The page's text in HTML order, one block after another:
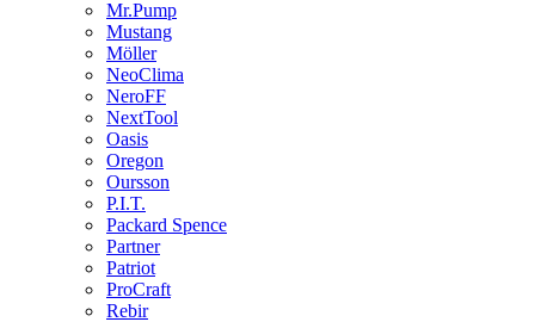
Mr.Pump
Mustang
Möller
NeoClima
NeroFF
NextTool
Oasis
Oregon
Oursson
P.I.T.
Packard Spence
Partner
Patriot
ProCraft
Rebir